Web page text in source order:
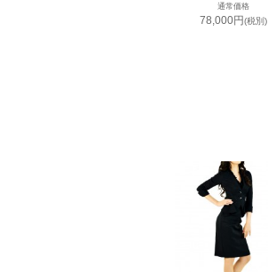
通常価格
78,000円(税別)